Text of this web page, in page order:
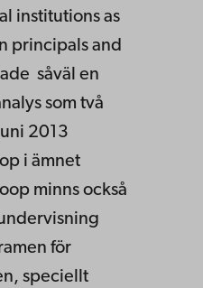
institutions as
principals and
såväl en
som två
2013
i ämnet
minns också
för
speciellt